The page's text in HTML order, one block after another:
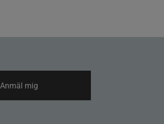
Anmäl mig